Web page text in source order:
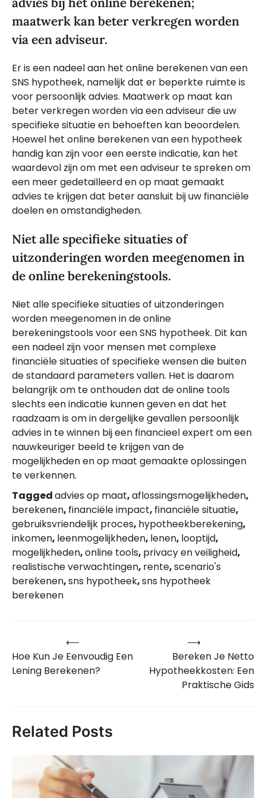
maatwerk kan beter verkregen worden
via een adviseur.
Er is een nadeel aan het online berekenen van een
SNS hypotheek, namelijk dat er beperkte ruimte is
voor persoonlijk advies. Maatwerk op maat kan
beter verkregen worden via een adviseur die uw
specifieke situatie en behoeften kan beoordelen.
Hoewel het online berekenen van een hypotheek
handig kan zijn voor een eerste indicatie, kan het
waardevol zijn om met een adviseur te spreken om
een meer gedetailleerd en op maat gemaakt
advies te krijgen dat beter aansluit bij uw financiële
doelen en omstandigheden.
Niet alle specifieke situaties of
uitzonderingen worden meegenomen in
de online berekeningstools.
Niet alle specifieke situaties of uitzonderingen
worden meegenomen in de online
berekeningstools voor een SNS hypotheek. Dit kan
een nadeel zijn voor mensen met complexe
financiële situaties of specifieke wensen die buiten
de standaard parameters vallen. Het is daarom
belangrijk om te onthouden dat de online tools
slechts een indicatie kunnen geven en dat het
raadzaam is om in dergelijke gevallen persoonlijk
advies in te winnen bij een financieel expert om een
nauwkeuriger beeld te krijgen van de
mogelijkheden en op maat gemaakte oplossingen
te verkennen.
Taggedadvies op maat,aflossingsmogelijkheden,
berekenen, financiële impact, financiële situatie,
gebruiksvriendelijk proces, hypotheekberekening,
inkomen, leenmogelijkheden, lenen, looptijd,
mogelijkheden,online tools, privacy en veiligheid,
realistische verwachtingen, rente,scenario's
berekenen,sns hypotheek,sns hypotheek
berekenen
navigatie
⟵
Hoe Kun Je Eenvoudig Een
Lening Berekenen?
Bereken Je Netto
Hypotheekkosten: Een
Praktische Gids
⟶
Related Posts